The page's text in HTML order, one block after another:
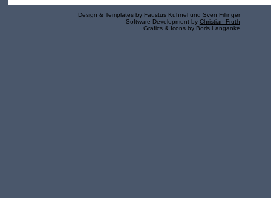
Design & Templates by Faustus Kühnelund Sven Fillinger
Software Development by Christian Fruth
Grafics & Icons by Boris Langanke